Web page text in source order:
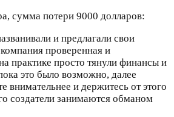
сумма потери 9000 долларов:
и предлагали свои
проверенная и
практике просто тянули финансы и
это было возможно, далее
внимательнее и держитесь от этого
создатели занимаются обманом